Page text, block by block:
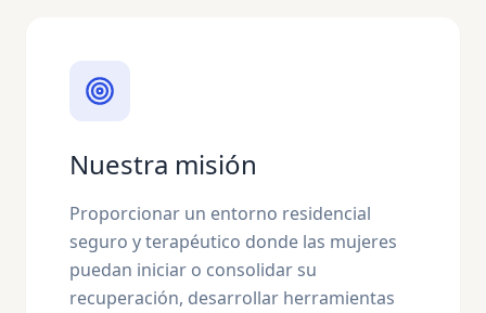
Nuestra misión
Proporcionar un entorno residencial
seguro y terapéutico donde las mujeres
puedan iniciar o consolidar su
recuperación, desarrollar herramientas